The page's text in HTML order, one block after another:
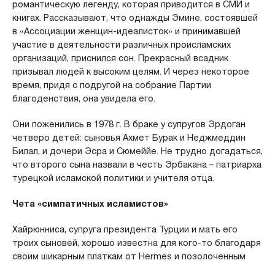
романтическую легенду, которая приводится в СМИ и
книгах. Рассказывают, что однажды Эмине, состоявшей
в «Ассоциации женщин-идеалисток» и принимавшей
участие в деятельности различных происламских
организаций, приснился сон. Прекрасный всадник
призывал людей к высоким целям. И через некоторое
время, придя с подругой на собрание Партии
благоденствия, она увидела его.
Они поженились в 1978 г. В браке у супругов Эрдоган
четверо детей: сыновья Ахмет Бурак и Неджмеддин
Билал, и дочери Эсра и Сюмеййе. Не трудно догадаться,
что второго сына назвали в честь Эрбакана – патриарха
турецкой исламской политики и учителя отца.
Чета «симпатичных исламистов»
Хайрюнниса, супруга президента Турции и мать его
троих сыновей, хорошо известна для кого-то благодаря
своим шикарным платкам от Hermes и позолоченным